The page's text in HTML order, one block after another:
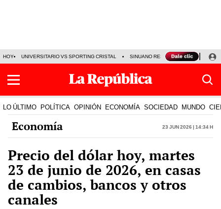
HOY UNIVERSITARIO VS SPORTING CRISTAL SINUANO RESULTADOS HOY
LO ÚLTIMO POLÍTICA OPINIÓN ECONOMÍA SOCIEDAD MUNDO
Economía 23 Jun 2026 | 14:34 h
Precio del dólar hoy, martes
23 de junio de 2026, en casas
de cambios, bancos y otros
canales